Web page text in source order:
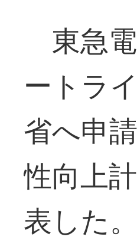
東急
ートラ
省へ申
性向上
表した。